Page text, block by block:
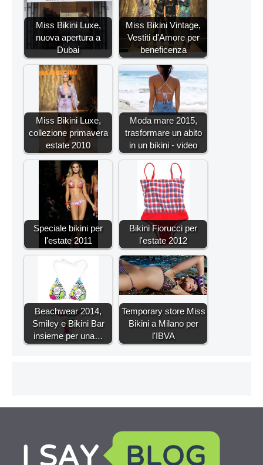
Miss Bikini Luxe,
nuova apertura a
Dubai
Miss Bikini Vintage,
Vestiti d'Amore per
beneficenza
Miss Bikini Luxe,
collezione primavera
estate 2010
Moda mare 2015,
trasformare un abito
in un bikini - video
Speciale bikini per
l'estate 2011
Bikini Fiorucci per
l'estate 2012
Beachwear 2014,
Smiley e Bikini Bar
insieme per una…
Temporary store Miss
Bikini a Milano per
l'IBVA